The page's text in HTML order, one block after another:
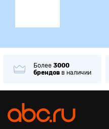
Более 3000
брендов в наличии